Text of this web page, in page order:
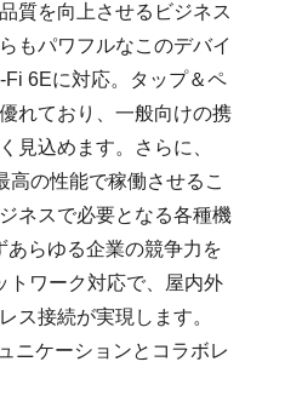
質を向上させるビジネス
もパワフルなこのデバイ
6Eに対応。タップ＆ペ
れており、一般向けの携
見込めます。さらに、
の性能で稼働させるこ
ネスで必要となる各種機
らゆる企業の競争力を
トワーク対応で、屋内外
ス接続が実現します。
ニケーションとコラボレ